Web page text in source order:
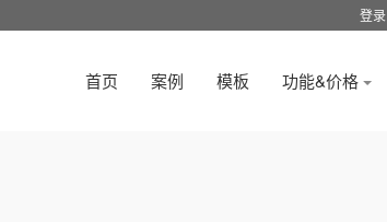
登录
首页 案例 模板 功能&价格